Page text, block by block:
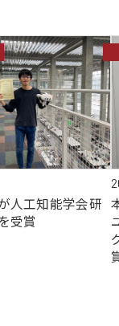
人工知能学会研
受賞